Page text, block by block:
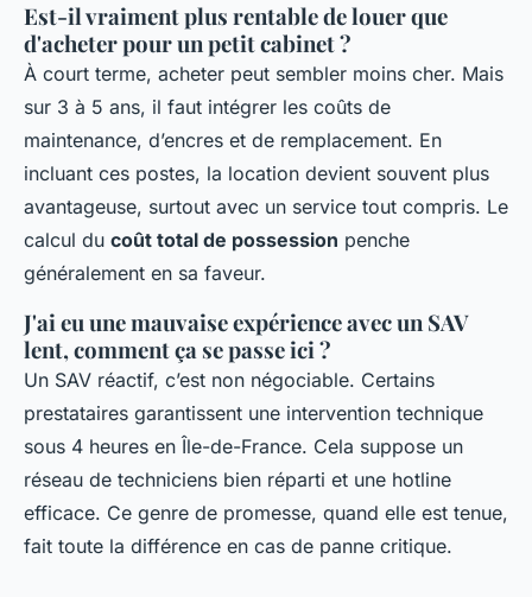
Est-il vraiment plus rentable de louer que
d'acheter pour un petit cabinet ?
À court terme, acheter peut sembler moins cher. Mais
sur 3 à 5 ans, il faut intégrer les coûts de
maintenance, d’encres et de remplacement. En
incluant ces postes, la location devient souvent plus
avantageuse, surtout avec un service tout compris. Le
calcul du coût total de possession penche
généralement en sa faveur.
J'ai eu une mauvaise expérience avec un SAV
lent, comment ça se passe ici ?
Un SAV réactif, c’est non négociable. Certains
prestataires garantissent une intervention technique
sous 4 heures en Île-de-France. Cela suppose un
réseau de techniciens bien réparti et une hotline
efficace. Ce genre de promesse, quand elle est tenue,
fait toute la différence en cas de panne critique.